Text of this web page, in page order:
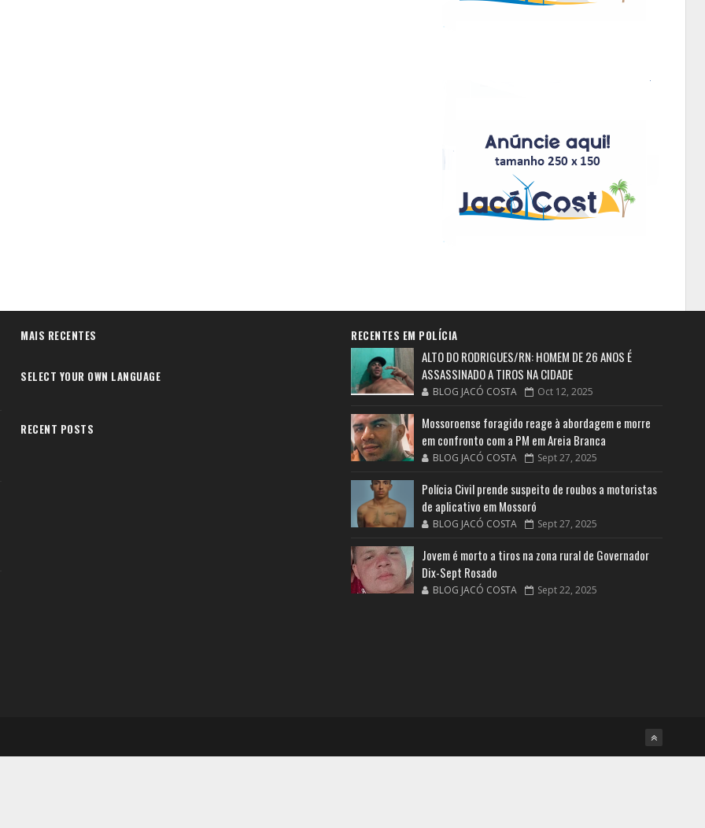
MAIS RECENTES
SELECT YOUR OWN LANGUAGE
RECENT POSTS
RECENTES EM POLÍCIA
ALTO DO RODRIGUES/RN: HOMEM DE 26 ANOS É
ASSASSINADO A TIROS NA CIDADE
BLOG JACÓ COSTA Oct 12, 2025
Mossoroense foragido reage à abordagem e morre
em confronto com a PM em Areia Branca
BLOG JACÓ COSTA Sept 27, 2025
Polícia Civil prende suspeito de roubos a motoristas
de aplicativo em Mossoró
BLOG JACÓ COSTA Sept 27, 2025
Jovem é morto a tiros na zona rural de Governador
Dix-Sept Rosado
BLOG JACÓ COSTA Sept 22, 2025